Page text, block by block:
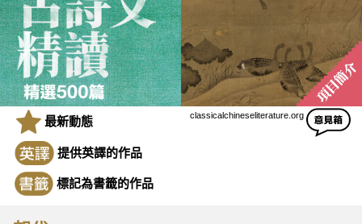
classicalchineseliterature.org
最新動態
提供英譯的作品
標記為書籤的作品